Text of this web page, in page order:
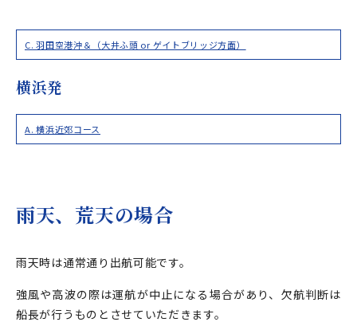
C. 羽田空港沖＆（大井ふ頭 or ゲイトブリッジ方面）
横浜発
A. 横浜近郊コース
雨天、荒天の場合
雨天時は通常通り出航可能です。
強風や高波の際は運航が中止になる場合があり、欠航判断は
船長が行うものとさせていただきます。